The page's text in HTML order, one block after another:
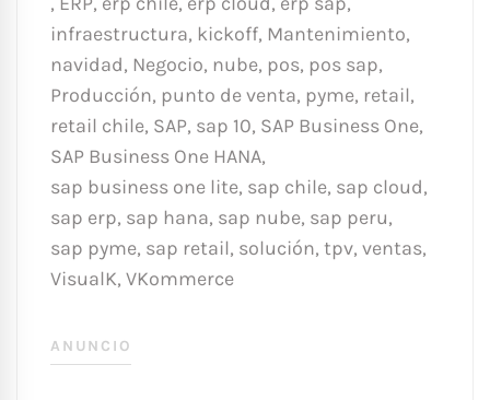
infraestructura, kickoff, Mantenimiento,
navidad, Negocio, nube, pos, pos sap,
Producción, punto de venta, pyme, retail,
retail chile, SAP, sap 10, SAP Business One,
SAP Business One HANA,
sap business one lite, sap chile, sap cloud,
sap erp, sap hana, sap nube, sap peru,
sap pyme, sap retail, solución, tpv, ventas,
VisualK, VKommerce
ANUNCIO